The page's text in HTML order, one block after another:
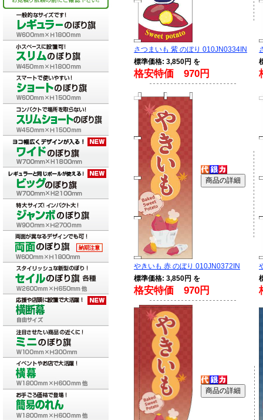
さつまいも 紫 のぼり 010JN0334IN
標準価格: 3,850円 を
格安特価 970円
やきいも 赤 のぼり 010JN0372IN
標準価格: 3,850円 を
格安特価 970円